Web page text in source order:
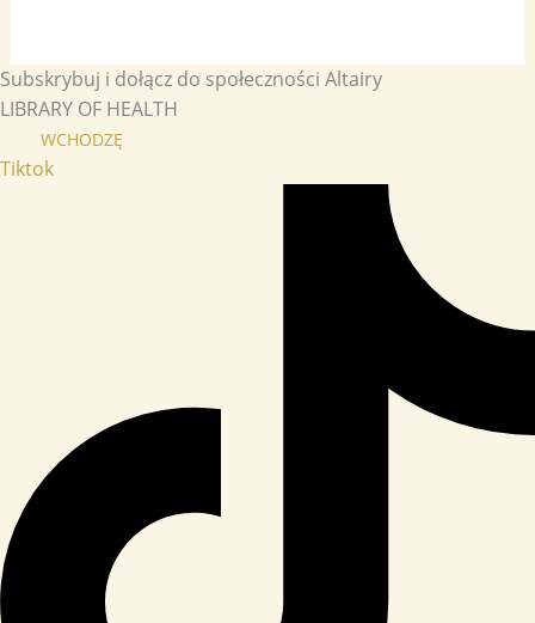
Subskrybuj i dołącz do społeczności Altairy
LIBRARY OF HEALTH
WCHODZĘ
Tiktok